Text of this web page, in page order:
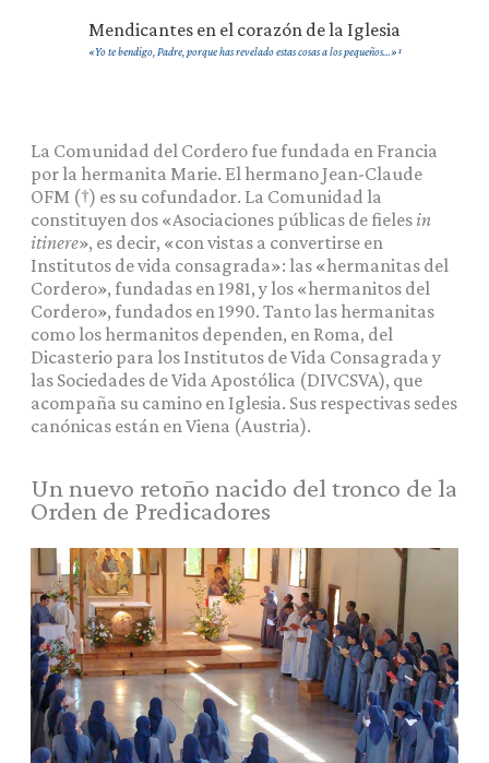
Mendicantes en el corazón de la Iglesia
«Yo te bendigo, Padre, porque has revelado estas cosas a los pequeños…»¹
La Comunidad del Cordero fue fundada en Francia
por la hermanita Marie. El hermano Jean-Claude
OFM (†) es su cofundador. La Comunidad la
constituyen dos «Asociaciones públicas de fieles in
itinere», es decir, «con vistas a convertirse en
Institutos de vida consagrada»: las «hermanitas del
Cordero», fundadas en 1981, y los «hermanitos del
Cordero», fundados en 1990. Tanto las hermanitas
como los hermanitos dependen, en Roma, del
Dicasterio para los Institutos de Vida Consagrada y
las Sociedades de Vida Apostólica (DIVCSVA), que
acompaña su camino en Iglesia. Sus respectivas sedes
canónicas están en Viena (Austria).
Un nuevo retoño nacido del tronco de la
Orden de Predicadores